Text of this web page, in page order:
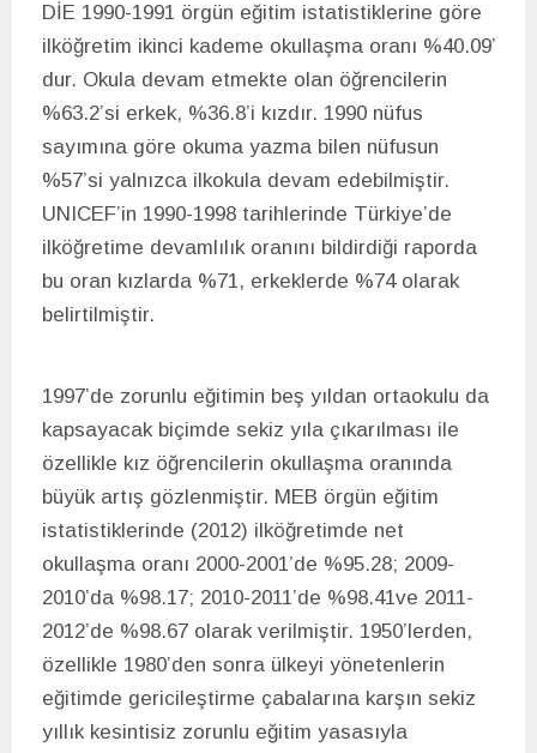
DİE 1990-1991 örgün eğitim istatistiklerine göre
ilköğretim ikinci kademe okullaşma oranı %40.09’
dur. Okula devam etmekte olan öğrencilerin
%63.2’si erkek, %36.8’i kızdır. 1990 nüfus
sayımına göre okuma yazma bilen nüfusun
%57’si yalnızca ilkokula devam edebilmiştir.
UNICEF’in 1990-1998 tarihlerinde Türkiye’de
ilköğretime devamlılık oranını bildirdiği raporda
bu oran kızlarda %71, erkeklerde %74 olarak
belirtilmiştir.
1997’de zorunlu eğitimin beş yıldan ortaokulu da
kapsayacak biçimde sekiz yıla çıkarılması ile
özellikle kız öğrencilerin okullaşma oranında
büyük artış gözlenmiştir. MEB örgün eğitim
istatistiklerinde (2012) ilköğretimde net
okullaşma oranı 2000-2001’de %95.28; 2009-
2010’da %98.17; 2010-2011’de %98.41ve 2011-
2012’de %98.67 olarak verilmiştir. 1950’lerden,
özellikle 1980’den sonra ülkeyi yönetenlerin
eğitimde gericileştirme çabalarına karşın sekiz
yıllık kesintisiz zorunlu eğitim yasasıyla